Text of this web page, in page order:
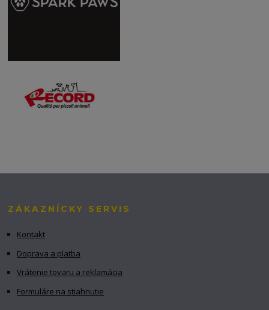
ZÁKAZNÍCKY SERVIS
Kontakt
Doprava a platba
Vrátenie tovaru a reklamácia
Formuláre na stiahnutie